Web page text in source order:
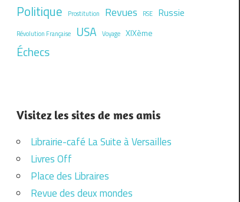
Politique
Prostitution Revues RSE Russie
Révolution Française USA Voyage XIXème
Échecs
Visitez les sites de mes amis
Librairie-café La Suite à Versailles
Livres Off
Place des Libraires
Revue des deux mondes